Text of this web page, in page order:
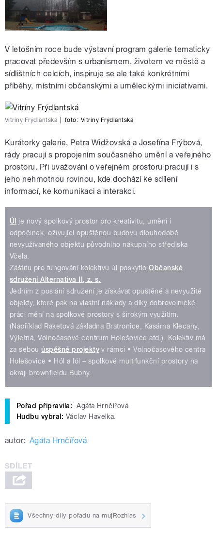
V letošním roce bude výstavní program galerie tematicky
pracovat především s urbanismem, životem ve městě a
sídlištních celcích, inspiruje se ale také konkrétními
příběhy, místními občanskými a uměleckými iniciativami.
Vitríny Frýdlantská foto: Vitríny Frýdlantská
Kurátorky galerie, Petra Widžovská a Josefína Frýbová,
rády pracují s propojením současného umění a veřejného
prostoru. Při uvažování o veřejném prostoru pracují i s
jeho nehmotnou rovinou, kde dochází ke sdílení
informací, ke komunikaci a interakci.
Úl
je nový spolkový prostor pro kreativitu, umění i
odpočinek, oživující opuštěnou budovu dlouhodobě
nevyužívaného objektu původního nákupního střediska
Včela.
Záštitu pro fungování kolektivu úl poskytloObčanské
sdružení Alternativa II, z. s.
Jedním z poslání sdružení je získávat opuštěné a nevyužité
objekty, které pak na vlastní náklady a díky dobrovolnické
práci mění na spolkové prostory s širokým využitím.
(Například Raketová základna Bratronice, Kasárna Klecany,
Výletná, Volnočasové centrum Holešovice atd.). Kolektiv má
za sebou úspěšné projekty v rámci • Volnočasového centra
Holešovice • Hól a lól – spolkové multifunkční prostory na
okraji brownfieldu Bubny.
Pořad připravila:
Agáta Hrnčířová
Hudbu vybral: Václav Havelka.
autor: Agáta Hrnčířová
Všechny díly pořadu na mujRozhlas